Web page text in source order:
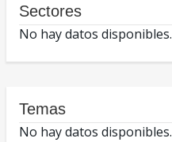
Sectores
No hay datos disponibles.
Temas
No hay datos disponibles.